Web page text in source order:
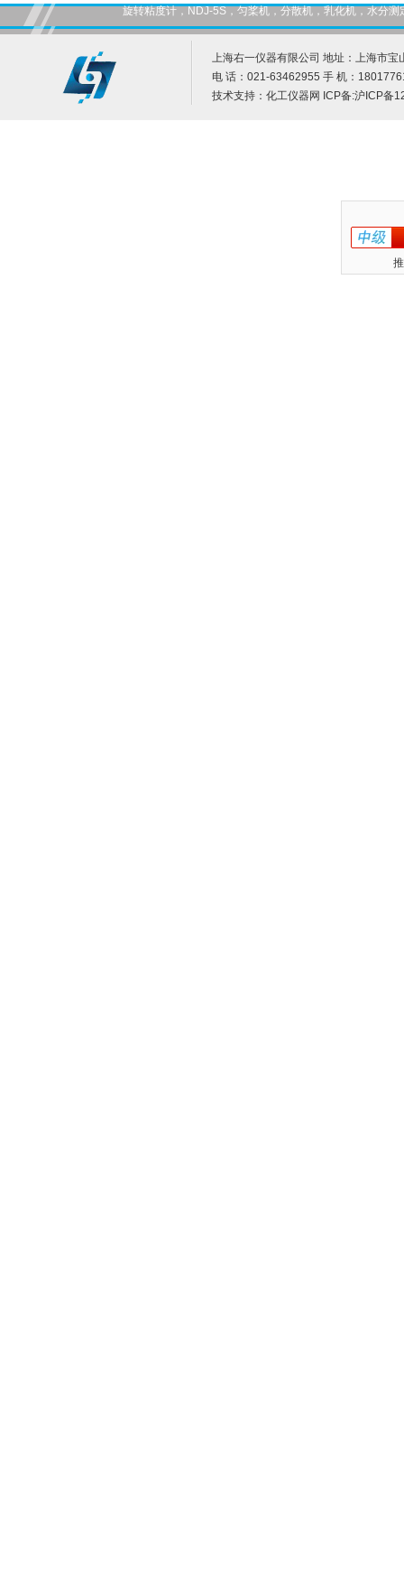
旋转粘度计，NDJ-5S，匀桨机，分散机，乳化机，水分
上海右一仪器有限公司 地址：上海市宝
电 话：021-63462955 手 机：
技术支持： 化工仪器网 ICP备:沪ICP备